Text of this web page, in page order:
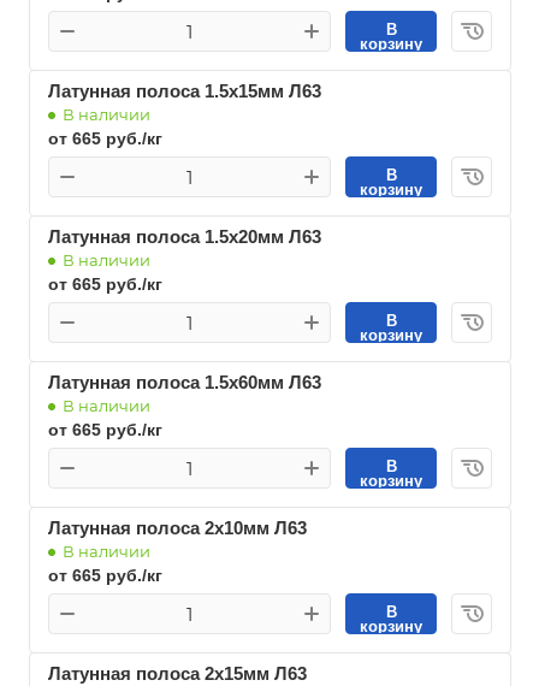
В
корзину
Латунная полоса 1.5х15мм Л63
В наличии
от 665 руб./кг
В
корзину
Латунная полоса 1.5х20мм Л63
В наличии
от 665 руб./кг
В
корзину
Латунная полоса 1.5х60мм Л63
В наличии
от 665 руб./кг
В
корзину
Латунная полоса 2х10мм Л63
В наличии
от 665 руб./кг
В
корзину
Латунная полоса 2х15мм Л63